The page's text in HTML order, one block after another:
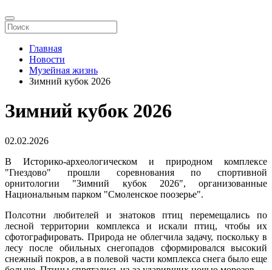
Главная
Новости
Музейная жизнь
Зимний кубок 2026
Зимний кубок 2026
02.02.2026
В Историко-археологическом и природном комплексе
"Гнездово" прошли соревнования по спортивной
орнитологии "Зимний кубок 2026", организованные
Национальным парком "Смоленское поозерье".
Полсотни любителей и знатоков птиц перемещались по
лесной территории комплекса и искали птиц, чтобы их
сфотографировать. Природа не облегчила задачу, поскольку в
лесу после обильных снегопадов сформировался высокий
снежный покров, а в полевой части комплекса снега было еще